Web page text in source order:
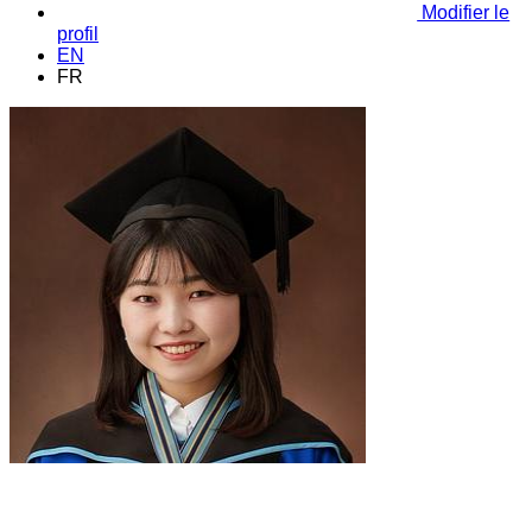
Modifier le
profil
EN
FR